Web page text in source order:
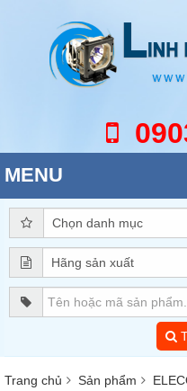
MENU
Trang chủ Sản phẩm